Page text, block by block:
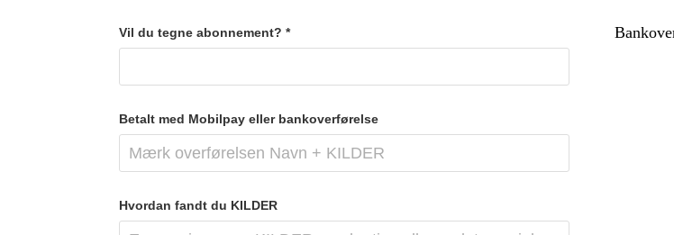
Vil du tegne abonnement? *
Betalt med Mobilpay eller bankoverførelse
Hvordan fandt du KILDER